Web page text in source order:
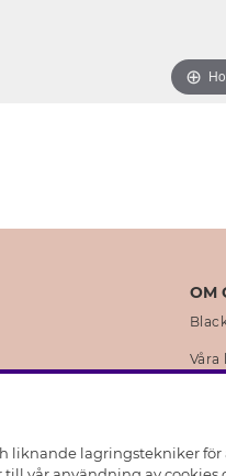
OM
Våra
liknande lagringstekniker